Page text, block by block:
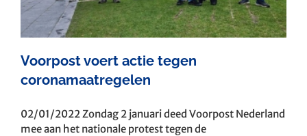
Voorpost voert actie tegen
coronamaatregelen
02/01/2022 Zondag 2 januari deed Voorpost Nederland
mee aan het nationale protest tegen de